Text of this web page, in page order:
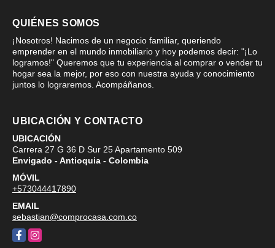
QUIÉNES SOMOS
¡Nosotros! Nacimos de un negocio familiar, queriendo
emprender en el mundo inmobiliario y hoy podemos decir: "¡Lo
logramos!" Queremos que tu experiencia al comprar o vender tu
hogar sea la mejor, por eso con nuestra ayuda y conocimiento
juntos lo lograremos. Acompáñanos.
UBICACIÓN Y CONTACTO
UBICACIÓN
Carrera 27 G 36 D Sur 25 Apartamento 509
Envigado - Antioquia - Colombia
MÓVIL
+573044417890
EMAIL
sebastian@comprocasa.com.co
FacebookInstagram